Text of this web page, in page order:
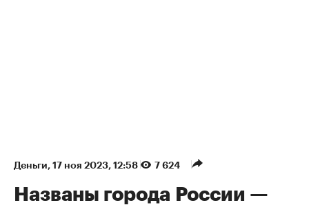
Деньги⁠, 17 ноя 2023, 12:58 7 624
Названы города России —